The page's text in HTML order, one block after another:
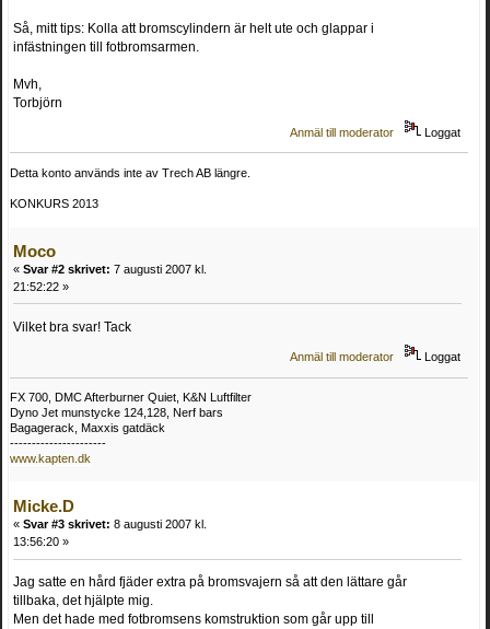
Så, mitt tips: Kolla att bromscylindern är helt ute och glappar i
infästningen till fotbromsarmen.
Mvh,
Torbjörn
Anmäl till moderator Loggat
Detta konto används inte av Trech AB längre.
KONKURS 2013
Moco
« Svar #2 skrivet: 7 augusti 2007 kl.
21:52:22 »
Vilket bra svar! Tack
Anmäl till moderator Loggat
FX 700, DMC Afterburner Quiet, K&N Luftfilter
Dyno Jet munstycke 124,128, Nerf bars
Bagagerack, Maxxis gatdäck
----------------------
www.kapten.dk
Micke.D
« Svar #3 skrivet: 8 augusti 2007 kl.
13:56:20 »
Jag satte en hård fjäder extra på bromsvajern så att den lättare går
tillbaka, det hjälpte mig.
Men det hade med fotbromsens komstruktion som går upp till